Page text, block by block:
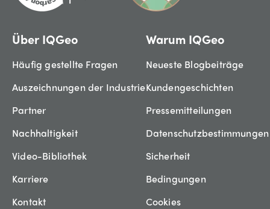
Über IQGeo
Häufig gestellte Fragen
Auszeichnungen der Industrie
Partner
Nachhaltigkeit
Video-Bibliothek
Karriere
Kontakt
Warum IQGeo
Neueste Blogbeiträge
Kundengeschichten
Pressemitteilungen
Datenschutzbestimmungen
Sicherheit
Bedingungen
Cookies